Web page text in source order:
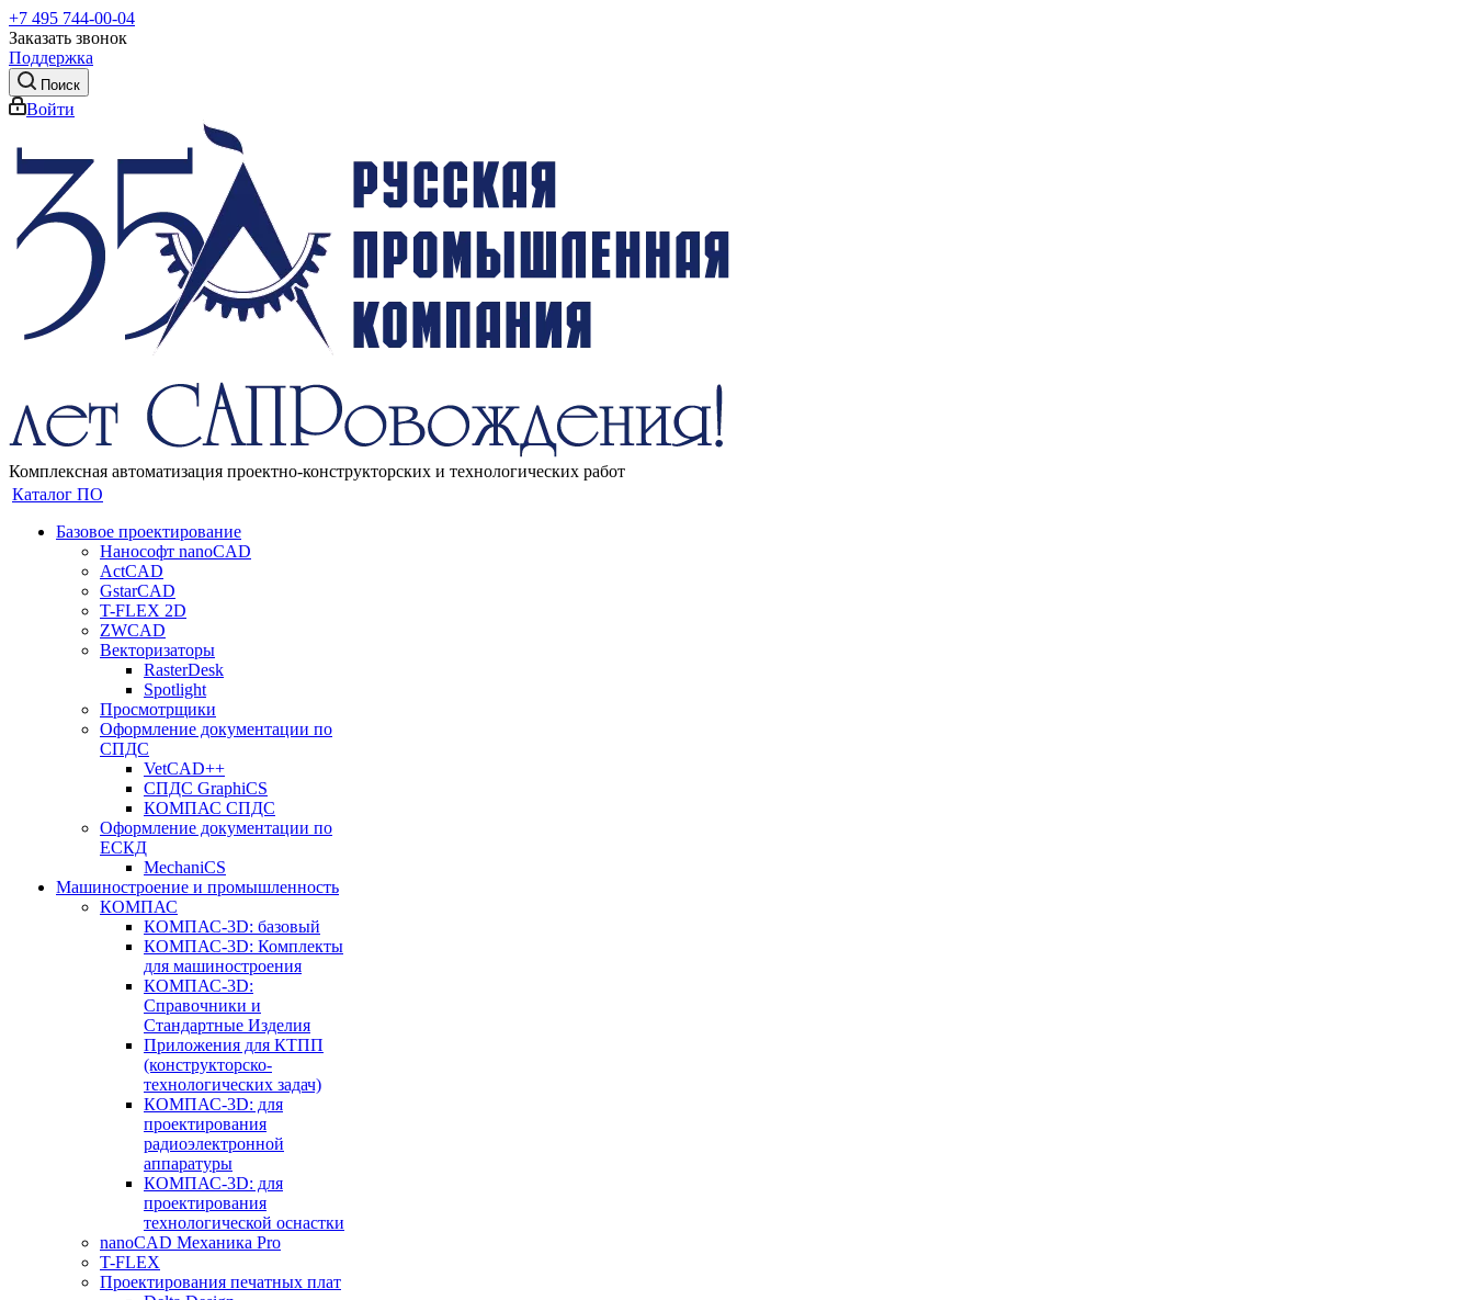
+7 495 744-00-04
Заказать звонок
Поддержка
Поиск
Войти
Комплексная автоматизация проектно-конструкторских и технологических работ
Каталог ПО
Базовое проектирование
Нанософт nanoCAD
ActCAD
GstarCAD
T-FLEX 2D
ZWCAD
Векторизаторы
RasterDesk
Spotlight
Просмотрщики
Оформление документации по
СПДС
VetCAD++
СПДС GraphiCS
КОМПАС СПДС
Оформление документации по
ЕСКД
MechaniCS
Машиностроение и промышленность
КОМПАС
КОМПАС-3D: базовый
КОМПАС-3D: Комплекты
для машиностроения
КОМПАС-3D:
Справочники и
Стандартные Изделия
Приложения для КТПП
(конструкторско-
технологических задач)
КОМПАС-3D: для
проектирования
радиоэлектронной
аппаратуры
КОМПАС-3D: для
проектирования
технологической оснастки
nanoCAD Механика Pro
T-FLEX
Проектирования печатных плат